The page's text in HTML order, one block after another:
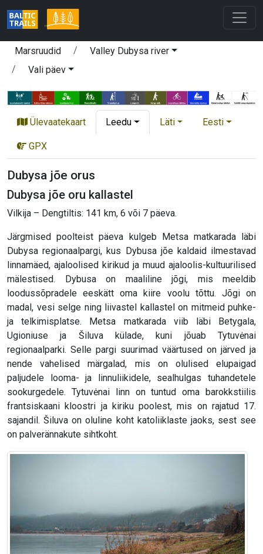
Marsruudid
Valley Dubysa river
Vali päev
Ülevaatekaart Leedu Läti Eesti
GPX
Dubysa jõe orus
Dubysa jõe oru kallastel
Vilkija – Dengtiltis: 141 km, 6 või 7 päeva.
Järgmised poolteist päeva kulgeb Metsa matkarada läbi
Dubysa regionaalpargi, kus Dybusa jõe kaldaid ilmestavad
linnamäed, ajaloolised kirikud ja muud ajaloolis-kultuurilised
mälestised. Dybusa on maaliline jõgi, mis meeldib
loodussõpradele eeskätt oma kiire voolu tõttu. Jõgi on
madal, vesi selge ning liivastel kallastel on mitmeid puhke-
ja telkimisplatse. Metsa matkarada viib läbi Betygala,
Ugioniuse ja Šiluva külade, kuni jõuab Tytuvėnai
regionaalparki. Selle pargi suurimad väärtused on järved ja
nende vahelised märgalad, mis on olulised elupaigad
paljudele looma- ja linnuliikidele, sealhulgas tuhandetele
sookurgedele. Tytuvėnai linn on tuntud oma barokkstiilis
frantsiskaani kloostri ja kiriku poolest, mis on rajatud 17.
sajandil. Šiluva on oluline koht katoliiklaste jaoks, sest see
on palverännakute sihtkoht.